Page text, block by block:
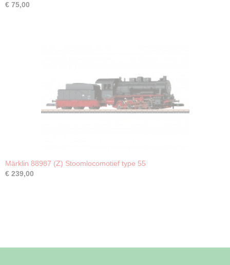
€ 75,00
Märklin 88987 (Z) Stoomlocomotief type 55
€ 239,00